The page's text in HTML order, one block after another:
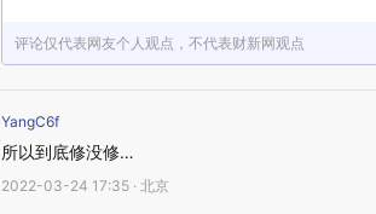
评论仅代表网友个人观点，不代表财新网观点
YangC6f
所以到底修没修…
2022-03-24 17:35 · 北京